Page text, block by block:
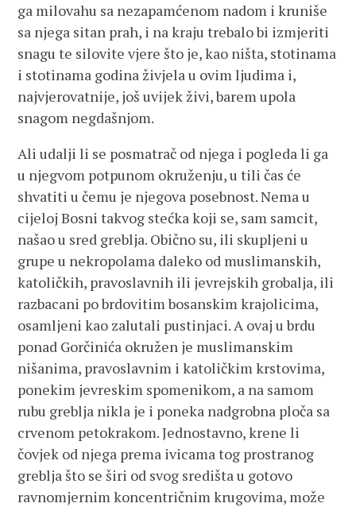
ga milovahu sa nezapamćenom nadom i kruniše
sa njega sitan prah, i na kraju trebalo bi izmjeriti
snagu te silovite vjere što je, kao ništa, stotinama
i stotinama godina živjela u ovim ljudima i,
najvjerovatnije, još uvijek živi, barem upola
snagom negdašnjom.
Ali udalji li se posmatrač od njega i pogleda li ga
u njegvom potpunom okruženju, u tili čas će
shvatiti u čemu je njegova posebnost. Nema u
cijeloj Bosni takvog stećka koji se, sam samcit,
našao u sred greblja. Obično su, ili skupljeni u
grupe u nekropolama daleko od muslimanskih,
katoličkih, pravoslavnih ili jevrejskih grobalja, ili
razbacani po brdovitim bosanskim krajolicima,
osamljeni kao zalutali pustinjaci. A ovaj u brdu
ponad Gorčinića okružen je muslimanskim
nišanima, pravoslavnim i katoličkim krstovima,
ponekim jevreskim spomenikom, a na samom
rubu greblja nikla je i poneka nadgrobna ploča sa
crvenom petokrakom. Jednostavno, krene li
čovjek od njega prema ivicama tog prostranog
greblja što se širi od svog središta u gotovo
ravnomjernim koncentričnim krugovima, može